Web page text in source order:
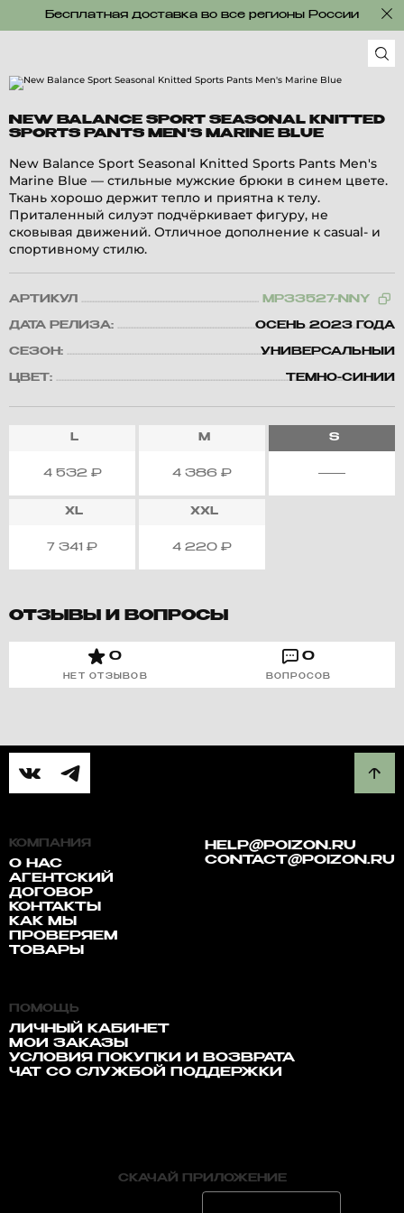
Бесплатная доставка во все регионы России
NEW BALANCE SPORT SEASONAL KNITTED
SPORTS PANTS MEN'S MARINE BLUE
New Balance Sport Seasonal Knitted Sports Pants Men's
Marine Blue — стильные мужские брюки в синем цвете.
Ткань хорошо держит тепло и приятна к телу.
Приталенный силуэт подчёркивает фигуру, не
сковывая движений. Отличное дополнение к casual- и
спортивному стилю.
АРТИКУЛ MP33527-NNY
ДАТА РЕЛИЗА: ОСЕНЬ 2023 ГОДА
СЕЗОН: УНИВЕРСАЛЬНЫЙ
ЦВЕТ: ТЕМНО-СИНИЙ
L
4 532 ₽
M
4 386 ₽
S
XL
7 341 ₽
XXL
4 220 ₽
ОТЗЫВЫ И ВОПРОСЫ
0
НЕТ ОТЗЫВОВ
0
ВОПРОСОВ
КОМПАНИЯ
О НАС
АГЕНТСКИЙ
ДОГОВОР
КОНТАКТЫ
КАК МЫ
ПРОВЕРЯЕМ
ТОВАРЫ
HELP@POIZON.RU
CONTACT@POIZON.RU
ПОМОЩЬ
ЛИЧНЫЙ КАБИНЕТ
МОИ ЗАКАЗЫ
УСЛОВИЯ ПОКУПКИ И ВОЗВРАТА
ЧАТ СО СЛУЖБОЙ ПОДДЕРЖКИ
СКАЧАЙ ПРИЛОЖЕНИЕ